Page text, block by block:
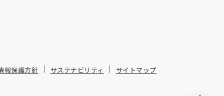
報保護方針 サステナビリティ サイトマップ